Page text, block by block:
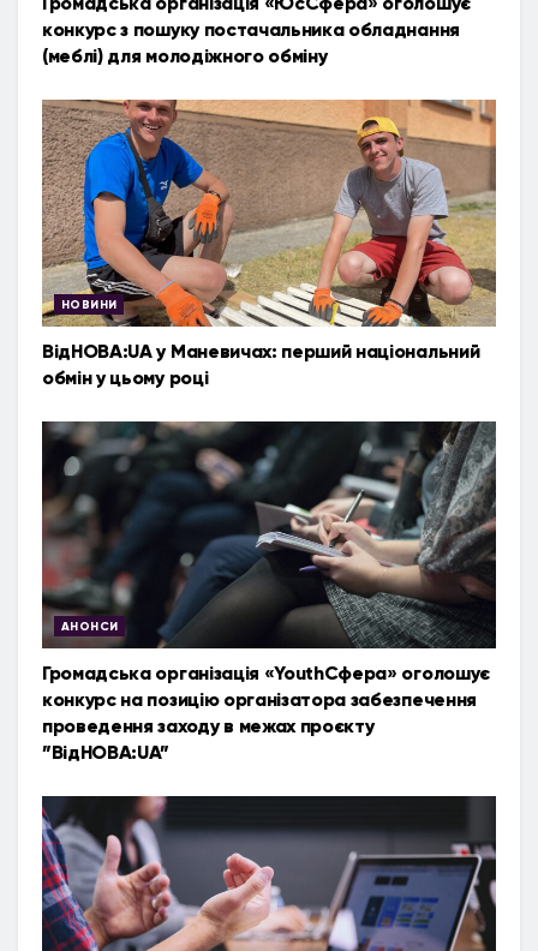
конкурс з пошуку постачальника обладнання
(меблі) для молодіжного обміну
НОВИНИ
ВідНОВА:UA у Маневичах: перший національний
обмін у цьому році
АНОНСИ
Громадська організація «YouthСфера» оголошує
конкурс на позицію організатора забезпечення
проведення заходу в межах проєкту
”ВідНОВА:UA”